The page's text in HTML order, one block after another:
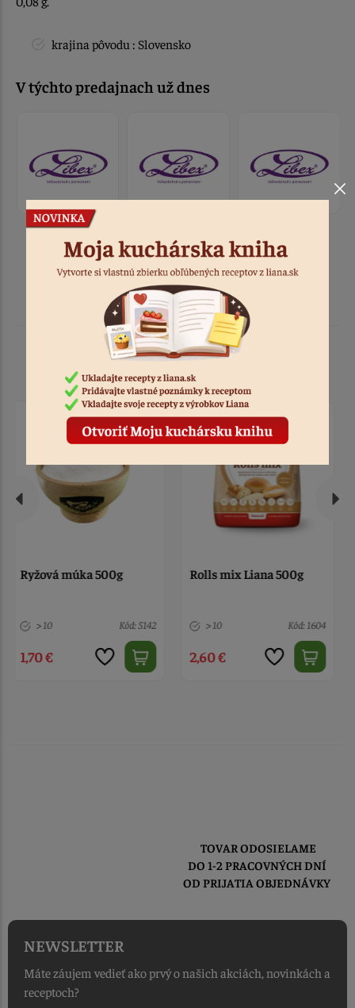
krajina pôvodu : Slovensko
V týchto predajnach už dnes
Podobné produkty
Rolls mix Liana 500g
> 10 Kód: 1604
2,60 €
Vrecko na pečivo -
1 ks Kód: 820
3,60 €
TOVAR ODOSIELAME
DO 1-2 PRACOVNÝCH DNÍ
OD PRIJATIA OBJEDNÁVKY
NEWSLETTER
Máte záujem vedieť ako prvý o našich akciách, novinkách a
receptoch?